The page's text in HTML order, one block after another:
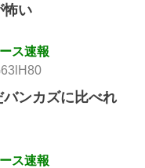
怖い
ス速報
ンカズに比べれ
ス速報